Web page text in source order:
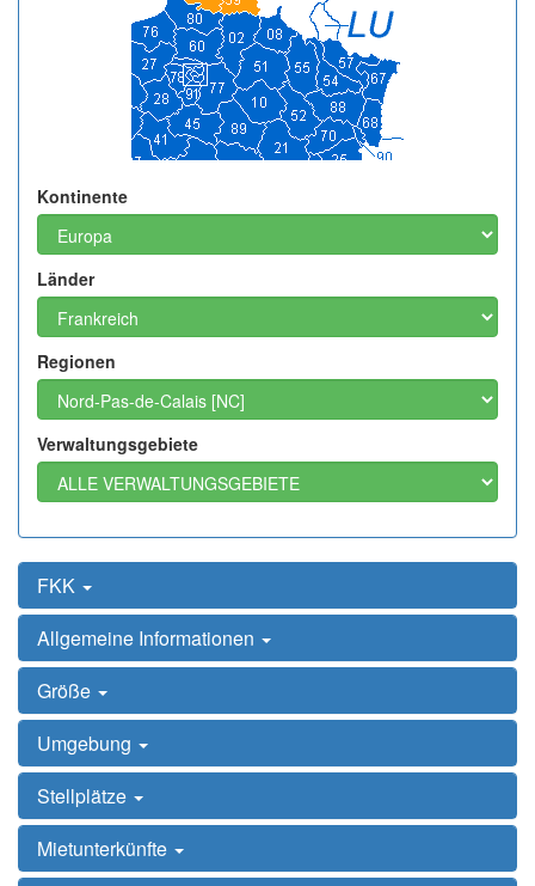
Kontinente
Länder
Regionen
Verwaltungsgebiete
FKK
Allgemeine Informationen
Größe
Umgebung
Stellplätze
Mietunterkünfte